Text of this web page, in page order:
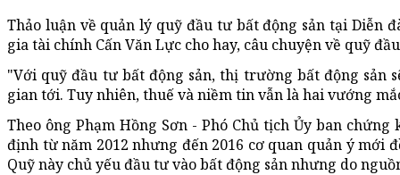
Thảo luận về quản lý quỹ đầu tư bất động sản tại Diễn
gia tài chính Cấn Văn Lực cho hay, câu chuyện về quỹ
"Với quỹ đầu tư bất động sản, thị trường bất động
gian tới. Tuy nhiên, thuế và niềm tin vẫn là hai vướng
Theo ông Phạm Hồng Sơn - Phó Chủ tịch Ủy ban
định từ năm 2012 nhưng đến 2016 cơ quan quản ý mới
Quỹ này chủ yếu đầu tư vào bất động sản nhưng do